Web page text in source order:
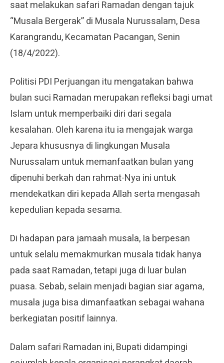
saat melakukan safari Ramadan dengan tajuk
“Musala Bergerak” di Musala Nurussalam, Desa
Karangrandu, Kecamatan Pacangan, Senin
(18/4/2022).
Politisi PDI Perjuangan itu mengatakan bahwa
bulan suci Ramadan merupakan refleksi bagi umat
Islam untuk memperbaiki diri dari segala
kesalahan. Oleh karena itu ia mengajak warga
Jepara khususnya di lingkungan Musala
Nurussalam untuk memanfaatkan bulan yang
dipenuhi berkah dan rahmat-Nya ini untuk
mendekatkan diri kepada Allah serta mengasah
kepedulian kepada sesama.
Di hadapan para jamaah musala, Ia berpesan
untuk selalu memakmurkan musala tidak hanya
pada saat Ramadan, tetapi juga di luar bulan
puasa. Sebab, selain menjadi bagian siar agama,
musala juga bisa dimanfaatkan sebagai wahana
berkegiatan positif lainnya.
Dalam safari Ramadan ini, Bupati didampingi